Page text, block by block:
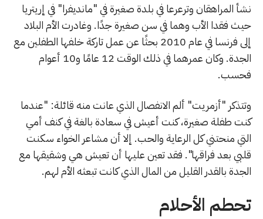
نشأ المراهقان وترعرعا في بلدة صغيرة في "مانديفرا" في إريتريا
حيث فقدا الأب وهما في سن صغيرة جدًا. وغادرت الأم البلاد
إلى فرنسا في عام 2010 بحثًا عن عمل تاركة خلفها الطفلين مع
الجدة. وكان عمرهما في ذلك الوقت 12 عامًا و10 أعوام
فحسب.
وتتذكر "أزمريت" ألم الانفصال الذي عانت منه قائلة: "عندما
كنت طفلة صغيرة، كنت أعيش في سعادة بالغة في كنف أمي
التي منحتني كل الرعاية والحب. إلا أن مشاعر الخواء سكنت
قلبي بعد فراقها". فقد تعين عليها أن تعيش هي وشقيقها مع
الجدة بالقدر القليل من المال الذي كانت تبعثه الأم لهم.
تحطم الأحلام